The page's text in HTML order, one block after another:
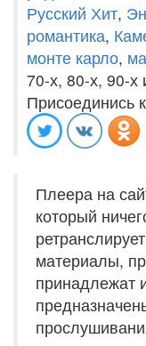
Русский Хит,
романтика,
монте карло,
70-х, 80-х, 90-х
Присоединись
Плеера на
который
материалы,
принадлежат